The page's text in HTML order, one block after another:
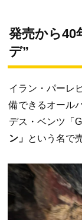
発売から40
デ”
イラン・パーレ
備できるオール
デス・ベンツ「
ン」 という名で